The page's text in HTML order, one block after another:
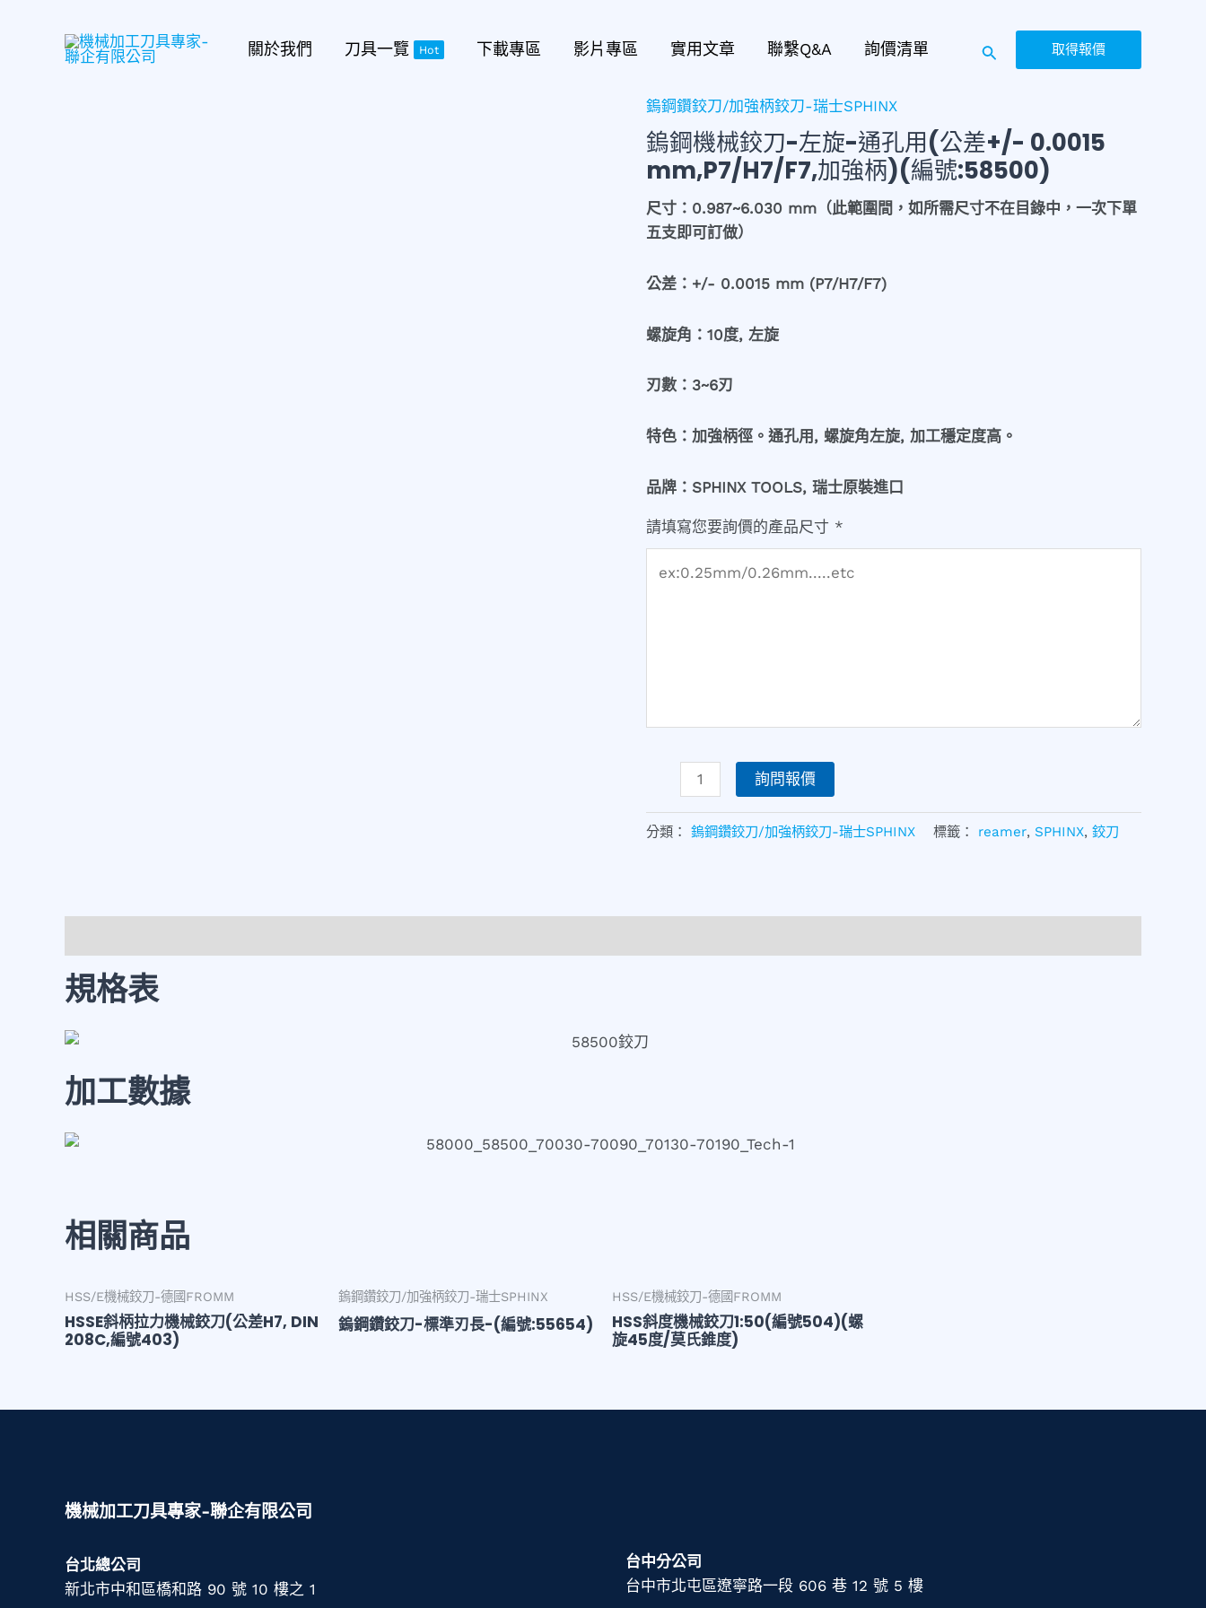
關於我們 刀具一覽 Hot 下載專區 影片專區 實用文章 聯繫Q&A 詢價清單 取得報價
鎢鋼鑽鉸刀/加強柄鉸刀-瑞士SPHINX
鎢鋼機械鉸刀-左旋-通孔用(公差+/- 0.0015
mm,P7/H7/F7,加強柄)(編號:58500)
尺寸：0.987~6.030 mm（此範圍間，如所需尺寸不在目錄中，一次下單
五支即可訂做）
公差：+/- 0.0015 mm (P7/H7/F7)
螺旋角：10度, 左旋
刃數：3~6刃
特色：加強柄徑。通孔用, 螺旋角左旋, 加工穩定度高。
品牌：SPHINX TOOLS, 瑞士原裝進口
請填寫您要詢價的產品尺寸 *
鎢
鋼
機
械
鉸
刀-
旋-
孔
(公
+/-
0.0015
加
強
柄)
(編
詢問報價
分類： 鎢鋼鑽鉸刀/加強柄鉸刀-瑞士SPHINX 標籤： reamer, SPHINX, 鉸刀
規格表
加工數據
相關商品
HSS/E機械鉸刀-德國FROMM
HSSE斜柄拉力機械鉸刀(公差H7, DIN
208C,編號403)
鎢鋼鑽鉸刀/加強柄鉸刀-瑞士SPHINX
鎢鋼鑽鉸刀-標準刃長-(編號:55654)
HSS/E機械鉸刀-德國FROMM
HSS斜度機械鉸刀1:50(編號504)(螺
旋45度/莫氏錐度)
機械加工刀具專家-聯企有限公司
台北總公司
新北市中和區橋和路 90 號 10 樓之 1
台中分公司
台中市北屯區遼寧路一段 606 巷 12 號 5 樓